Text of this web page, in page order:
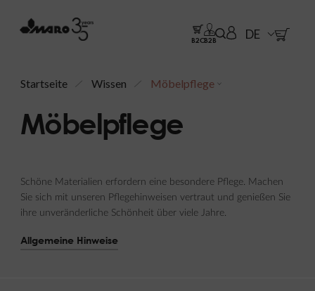
B2CB2B DE
Startseite Wissen Möbelpflege
Möbelpflege
Schöne Materialien erfordern eine besondere Pflege. Machen
Sie sich mit unseren Pflegehinweisen vertraut und genießen Sie
ihre unveränderliche Schönheit über viele Jahre.
Allgemeine Hinweise